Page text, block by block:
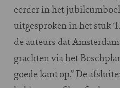
eerder in het
uitgesproken in het stuk
de auteurs dat
grachten via het
goede kant op.” De